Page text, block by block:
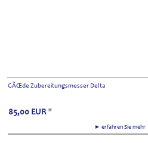
GÃŒde Zubereitungsmesser Delta
► erfahren Sie
85,00 EUR *